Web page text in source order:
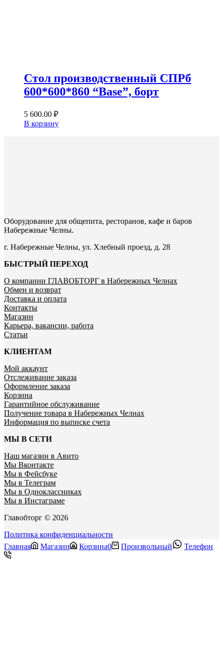
Стол производственный СПРб
600*600*860 “Base”, борт
5 600.00 ₽
В корзину
Оборудование для общепита, ресторанов, кафе и баров
Набережные Челны.
г. Набережные Челны, ул. Хлебный проезд, д. 28
БЫСТРЫЙ ПЕРЕХОД
О компании ГЛАВОБТОРГ в Набережных Челнах
Обмен и возврат
Доставка и оплата
Контакты
Магазин
Карьера, вакансии, работа
Статьи
КЛИЕНТАМ
Мой аккаунт
Отслеживание заказа
Оформление заказа
Корзина
Гарантийное обслуживание
Получение товара в Набережных Челнах
Информация по выписке счета
МЫ В СЕТИ
Наш магазин в Авито
Мы Вконтакте
Мы в Фейсбуке
Мы в Телеграм
Мы в Одноклассниках
Мы в Инстаграме
Главобторг © 2026
Политика конфиденциальности
Главная
Магазин Корзина0 Произвольный Телефон